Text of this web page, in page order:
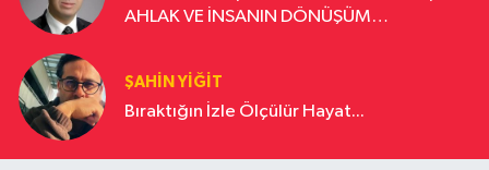
AHLAK VE İNSANIN DÖNÜŞÜM
ŞAHIN YIĞIT
Bıraktığın İzle Ölçülür Hayat...